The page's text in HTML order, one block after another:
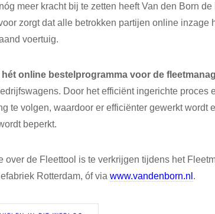
meer kracht bij te zetten heeft Van den Born de
zorgt dat alle betrokken partijen online inzage
voertuig.
hét online bestelprogramma voor de
Door het efficiënt ingerichte proces
te volgen, waardoor er efficiënter gewerkt wordt
beperkt.
over de Fleettool is te verkrijgen tijdens het
Rotterdam, óf via www.vandenborn.nl .